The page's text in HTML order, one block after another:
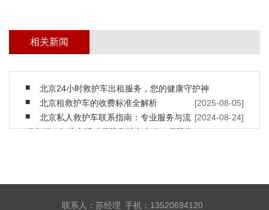
相关新闻
北京24小时救护车出租服务，您的健康守护神
[2025-08-05]
北京租救护车的收费标准全解析
[2024-08-24]
北京私人救护车联系指南：专业服务与流
程全解
[2024-08-24]
2023年北京活动保障救护车出租，保障您
[2023-06-01]
救护车与私家车在哪些地方不同
联系人：苏经理 手机：13520694120